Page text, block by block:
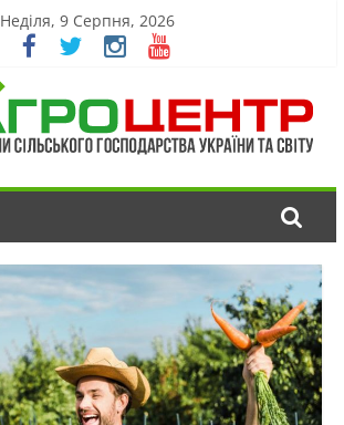
Неділя, 9 Серпня, 2026